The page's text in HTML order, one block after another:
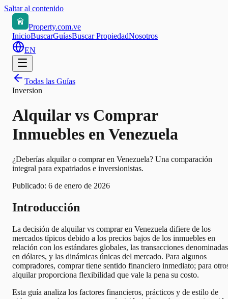
Saltar al contenido
Property.com.ve
InicioBuscarGuíasBuscar PropiedadNosotros
EN
Todas las Guías
Inversion
Alquilar vs Comprar
Inmuebles en Venezuela
¿Deberías alquilar o comprar en Venezuela? Una comparación
integral para expatriados e inversionistas.
Publicado: 6 de enero de 2026
Introducción
La decisión de alquilar vs comprar en Venezuela difiere de los
mercados típicos debido a los precios bajos de los inmuebles en
relación con los estándares globales, las transacciones denominadas
en dólares, y las dinámicas únicas del mercado. Para algunos
compradores, comprar tiene sentido financiero inmediato; para
alquilar proporciona flexibilidad que vale la pena su costo.
Esta guía analiza los factores financieros, prácticos y de estilo de